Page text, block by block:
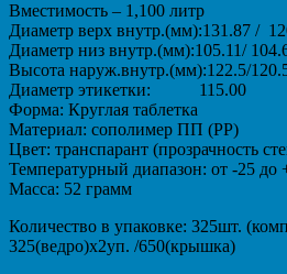
Вместимость – 1,100 литр
Диаметр верх внутр.(мм):131.87 /
Диаметр низ внутр.(мм):105.11/
Высота наруж.внутр.(мм):122.5/
Диаметр этикетки: 115.00
Форма: Круглая таблетка
Материал: сополимер ПП (PP)
Цвет: транспарант (прозрачность
Температурный диапазон: от -25 до
Масса: 52 грамм
Количество в упаковке: 325шт.
325(ведро)х2уп. /650(крышка)